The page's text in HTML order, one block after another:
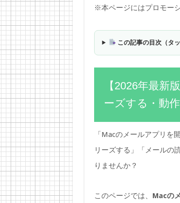
※本ページにはプロモー
この記事の目次（タッ
【2026年最新
ーズする・動
「Macのメールアプリを
リーズする」「メールの
りませんか？
このページでは、 Macの